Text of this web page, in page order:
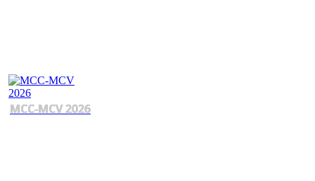
MCC-MCV 2026